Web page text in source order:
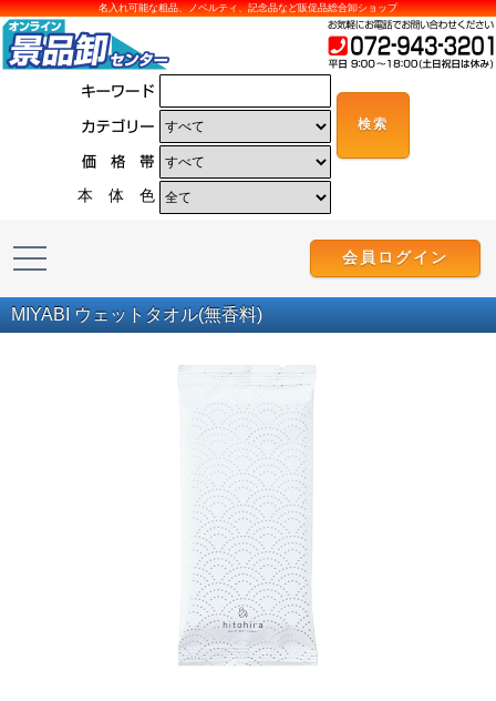
名入れ可能な粗品、ノベルティ、記念品など販促品総合卸ショップ
本 体 色
会員ログイン
MIYABI ウェットタオル(無香料)